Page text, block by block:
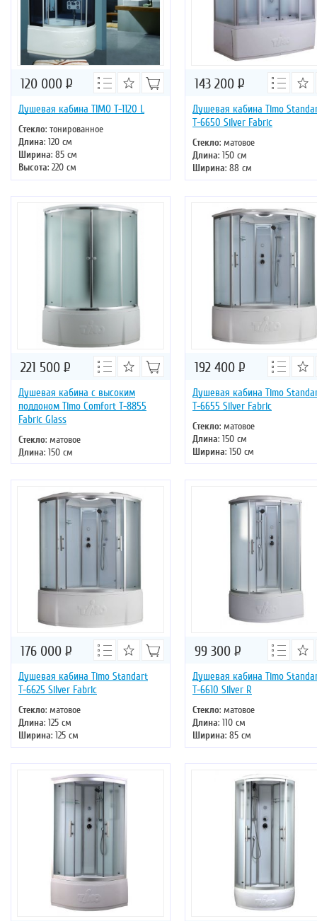
Душевая кабина TIMO T-1120 L
Стекло: тонированное
Длина: 120 см
Ширина: 85 см
Высота: 220 см
Форма: асимметричная
120 000 Р
Душевая кабина Timo
Т-6650 Silver Fabric
Стекло: матовое
Длина: 150 см
Ширина: 88 см
Высота: 220 см
Форма: прямоугольная
: раздвижные
143 200 Р
Душевая кабина с высоким
поддоном Timo Comfort Т-8855
Fabric Glass
Стекло: матовое
Длина: 150 см
Ширина: 150 см
Высота: 220 см
: четверть круга
Двери: раздвижные
221 500 Р
Душевая кабина Timo
Т-6655 Silver Fabric
Стекло: матовое
Длина: 150 см
Ширина: 150 см
Высота: 220 см
Форма: четверть круга
192 400 Р
Душевая кабина Timo Standart
Т-6625 Silver Fabric
Стекло: матовое
Длина: 125 см
Ширина: 125 см
Высота: 220 см
Форма: четверть круга
: раздвижные
176 000 Р
Душевая кабина Timo
Т-6610 Silver R
Стекло: матовое
Длина: 110 см
Ширина: 85 см
Высота: 220 см
Форма: асимметричная
: раздвижные
99 300 Р